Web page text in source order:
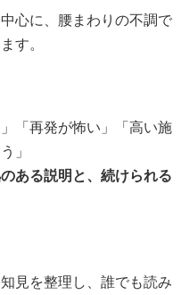
心に、腰まわりの不調で
す。
「再発が怖い」「高い施
」
ある説明と、続けられる
見を整理し、誰でも読み